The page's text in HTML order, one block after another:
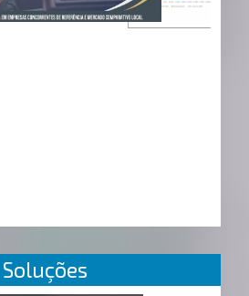
Soluções